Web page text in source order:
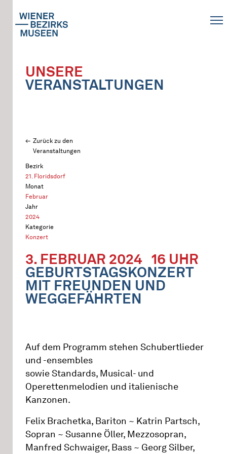
UNSERE
VERANSTALTUNGEN
Zurück zu den
Veranstaltungen
Bezirk
21. Floridsdorf
Monat
Februar
Jahr
2024
Kategorie
Konzert
3. FEBRUAR 2024 16 UHR
GEBURTSTAGSKONZERT
MIT FREUNDEN UND
WEGGEFÄHRTEN
Auf dem Programm stehen Schubertlieder
und -ensembles
sowie Standards, Musical- und
Operettenmelodien und italienische
Kanzonen.
Felix Brachetka, Bariton ~ Katrin Partsch,
Sopran ~ Susanne Öller, Mezzosopran,
Manfred Schwaiger, Bass ~ Georg Silber,